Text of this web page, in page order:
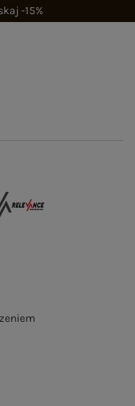
-15%